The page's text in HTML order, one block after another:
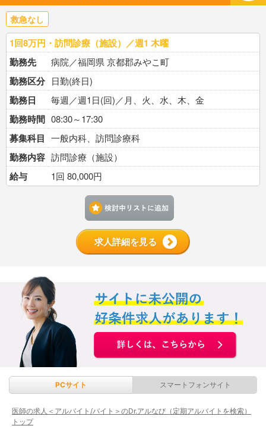
救急なし
1回8万円・訪問診療（施設）／週1 木曜
勤務先
病院／福岡県 京都郡みやこ町
勤務区分 日勤(終日)
勤務日 毎週／週1日(回)／月、火、水、木、金
勤務時間 08:30～17:30
募集科目 一般内科、訪問診療科
勤務内容 訪問診療（施設）
給与 1回 80,000円
求人詳細を見る
PCサイト スマートフォンサイト
医師の求人＜アルバイト/バイト＞のDr.アルなび（定期アルバイトを検索）
トップ